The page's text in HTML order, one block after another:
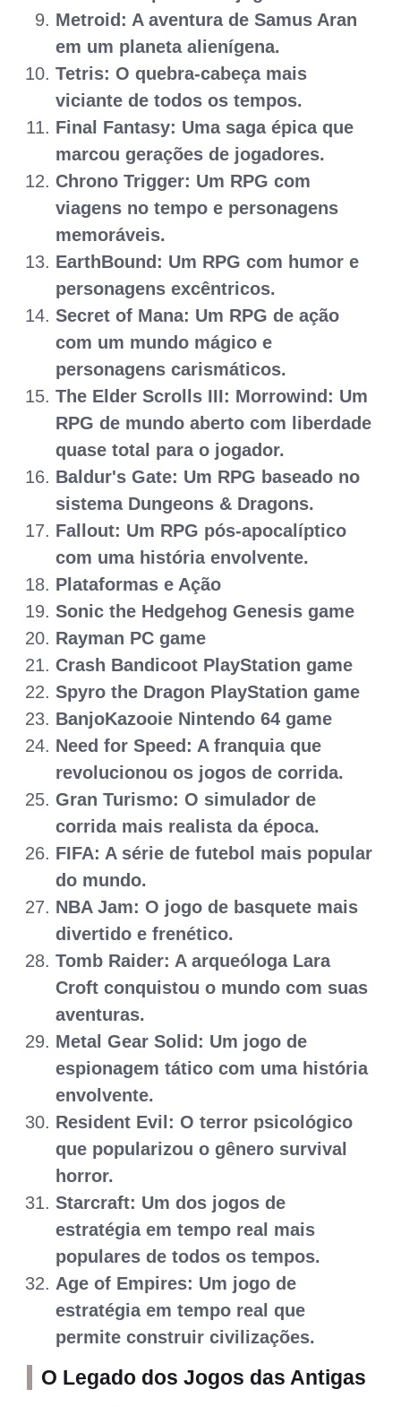
Metroid: A aventura de Samus Aran
em um planeta alienígena.
Tetris: O quebra-cabeça mais
viciante de todos os tempos.
Final Fantasy: Uma saga épica que
marcou gerações de jogadores.
Chrono Trigger: Um RPG com
viagens no tempo e personagens
memoráveis.
EarthBound: Um RPG com humor e
personagens excêntricos.
Secret of Mana: Um RPG de ação
com um mundo mágico e
personagens carismáticos.
The Elder Scrolls III: Morrowind: Um
RPG de mundo aberto com liberdade
quase total para o jogador.
Baldur's Gate: Um RPG baseado no
sistema Dungeons & Dragons.
Fallout: Um RPG pós-apocalíptico
com uma história envolvente.
Plataformas e Ação
Sonic the Hedgehog Genesis game
Rayman PC game
Crash Bandicoot PlayStation game
Spyro the Dragon PlayStation game
BanjoKazooie Nintendo 64 game
Need for Speed: A franquia que
revolucionou os jogos de corrida.
Gran Turismo: O simulador de
corrida mais realista da época.
FIFA: A série de futebol mais popular
do mundo.
NBA Jam: O jogo de basquete mais
divertido e frenético.
Tomb Raider: A arqueóloga Lara
Croft conquistou o mundo com suas
aventuras.
Metal Gear Solid: Um jogo de
espionagem tático com uma história
envolvente.
Resident Evil: O terror psicológico
que popularizou o gênero survival
horror.
Starcraft: Um dos jogos de
estratégia em tempo real mais
populares de todos os tempos.
Age of Empires: Um jogo de
estratégia em tempo real que
permite construir civilizações.
O Legado dos Jogos das Antigas